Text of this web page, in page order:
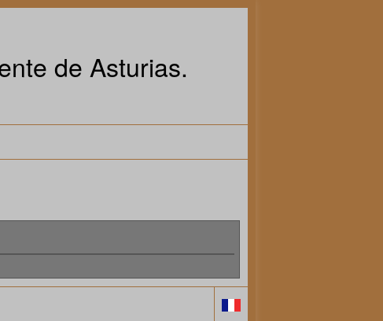
de Asturias.